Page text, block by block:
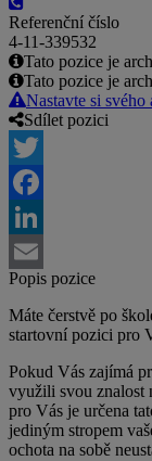
Referenční číslo
4-11-339532
Tato pozice je
Tato pozice je
Nastavte si svého
Sdílet pozici
Twitter
Facebook
LinkedIn
Email
Popis pozice
Máte čerstvě po
startovní pozici pro
Pokud Vás zajímá
využili svou znalost
pro Vás je určena
jediným stropem
ochota na sobě